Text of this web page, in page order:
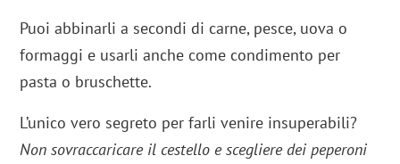
Puoi abbinarli a secondi di carne, pesce, uova o
formaggi e usarli anche come condimento per
pasta o bruschette.
L’unico vero segreto per farli venire insuperabili?
Non sovraccaricare il cestello e scegliere dei peperoni